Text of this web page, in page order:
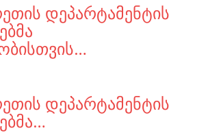
დეპარტამენტის
დეპარტამენტის